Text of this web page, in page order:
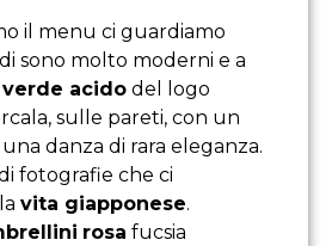
il menu ci guardiamo
sono molto moderni e a
acido del logo
sulle pareti, con un
danza di rara eleganza.
fotografie che ci
vita giapponese.
rosa fucsia